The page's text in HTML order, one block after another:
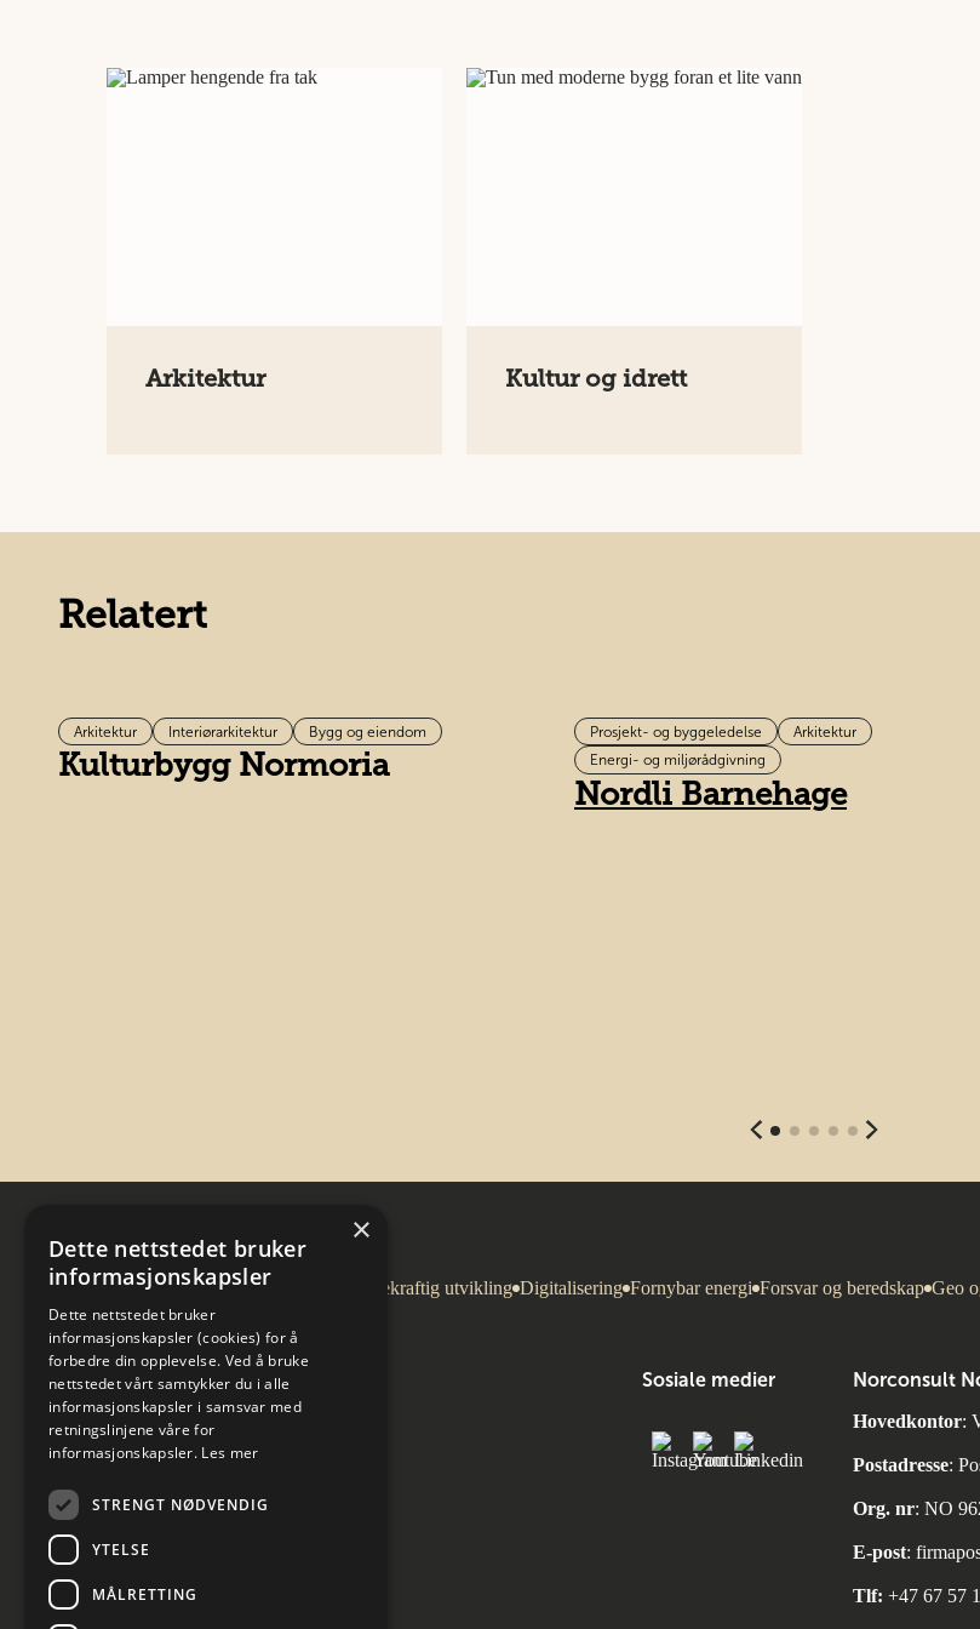
Arkitektur Kultur og idrett
Relatert
Arkitektur Interiørarkitektur Bygg og eiendom
Kulturbygg Normoria
Prosjekt- og byggeledelse
Arkitektur
Energi- og miljørådgivning
Nordli Barnehage
Arkitektur Bygg og eiendom Bærekraftig utvikling Digitalisering Fornybar energi Forsvar og beredskap Geo
Sosiale medier Norconsult
Hovedkontor:
Postadresse:
Org. nr: NO
E-post:
Tlf: +47 67 57
×
Dette nettstedet bruker
informasjonskapsler
Dette nettstedet bruker
informasjonskapsler (cookies) for å
forbedre din opplevelse. Ved å bruke
nettstedet vårt samtykker du i alle
informasjonskapsler i samsvar med
retningslinjene våre for
informasjonskapsler. Les mer
STRENGT NØDVENDIG
YTELSE
MÅLRETTING